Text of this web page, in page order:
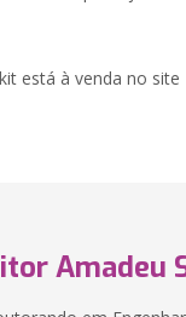
está à venda no site
Amadeu